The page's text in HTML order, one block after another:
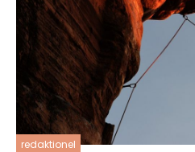
redaktionel